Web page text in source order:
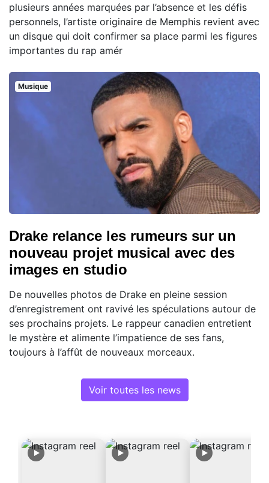
plusieurs années marquées par l’absence et les défis
personnels, l’artiste originaire de Memphis revient avec
un disque qui doit confirmer sa place parmi les figures
importantes du rap amér
Musique
Drake relance les rumeurs sur un
nouveau projet musical avec des
images en studio
De nouvelles photos de Drake en pleine session
d’enregistrement ont ravivé les spéculations autour de
ses prochains projets. Le rappeur canadien entretient
le mystère et alimente l’impatience de ses fans,
toujours à l’affût de nouveaux morceaux.
Voir toutes les news